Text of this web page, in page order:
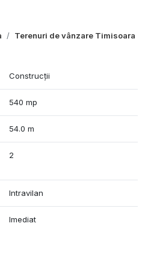
Terenuri de vânzare Timisoara
Lidl, mijloace de transport și
case de familie sau ca
Construcții
540 mp
54.0 m
2
Intravilan
Imediat